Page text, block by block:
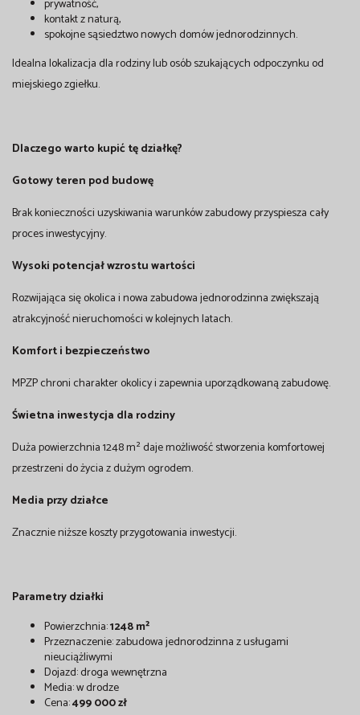
prywatność,
kontakt z naturą,
spokojne sąsiedztwo nowych domów jednorodzinnych.
Idealna lokalizacja dla rodziny lub osób szukających odpoczynku od
miejskiego zgiełku.
Dlaczego warto kupić tę działkę?
Gotowy teren pod budowę
Brak konieczności uzyskiwania warunków zabudowy przyspiesza cały
proces inwestycyjny.
Wysoki potencjał wzrostu wartości
Rozwijająca się okolica i nowa zabudowa jednorodzinna zwiększają
atrakcyjność nieruchomości w kolejnych latach.
Komfort i bezpieczeństwo
MPZP chroni charakter okolicy i zapewnia uporządkowaną zabudowę.
Świetna inwestycja dla rodziny
Duża powierzchnia 1248 m² daje możliwość stworzenia komfortowej
przestrzeni do życia z dużym ogrodem.
Media przy działce
Znacznie niższe koszty przygotowania inwestycji.
Parametry działki
Powierzchnia:1248 m²
Przeznaczenie: zabudowa jednorodzinna z usługami
nieuciążliwymi
Dojazd: droga wewnętrzna
Media: w drodze
Cena:499 000 zł